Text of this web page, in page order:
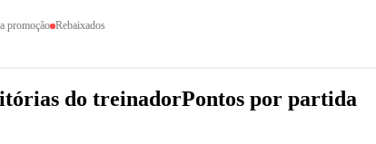
promoção Rebaixados
do treinadorPontos por partida